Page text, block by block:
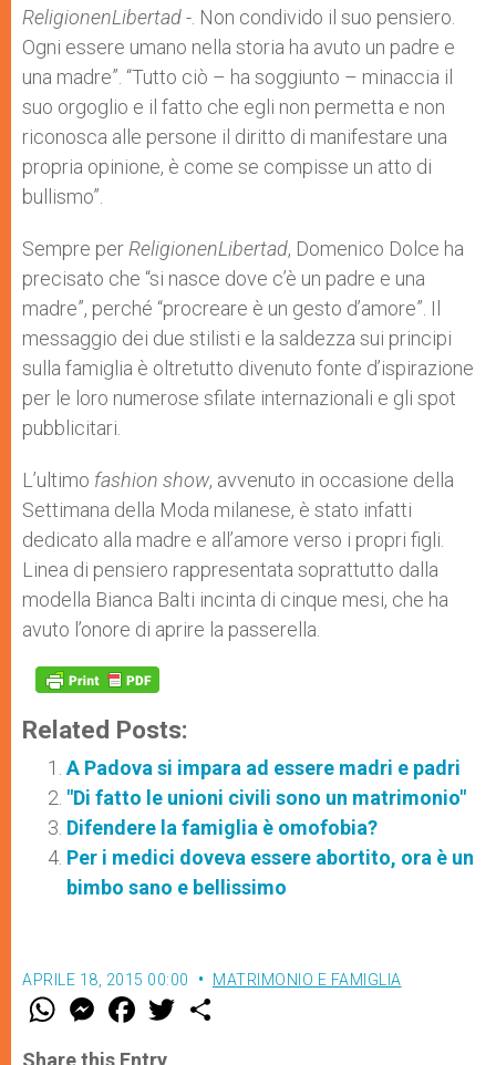
ReligionenLibertad-. Non condivido il suo pensiero.
Ogni essere umano nella storia ha avuto un padre e
una madre”. “Tutto ciò – ha soggiunto – minaccia il
suo orgoglio e il fatto che egli non permetta e non
riconosca alle persone il diritto di manifestare una
propria opinione, è come se compisse un atto di
bullismo”.
Sempre per ReligionenLibertad, Domenico Dolce ha
precisato che “si nasce dove c’è un padre e una
madre”, perché “procreare è un gesto d’amore”. Il
messaggio dei due stilisti e la saldezza sui principi
sulla famiglia è oltretutto divenuto fonte d’ispirazione
per le loro numerose sfilate internazionali e gli spot
pubblicitari.
L’ultimo fashion show, avvenuto in occasione della
Settimana della Moda milanese, è stato infatti
dedicato alla madre e all’amore verso i propri figli.
Linea di pensiero rappresentata soprattutto dalla
modella Bianca Balti incinta di cinque mesi, che ha
avuto l’onore di aprire la passerella.
Related Posts:
A Padova si impara ad essere madri e padri
"Di fatto le unioni civili sono un matrimonio"
Difendere la famiglia è omofobia?
Per i medici doveva essere abortito, ora è un
bimbo sano e bellissimo
APRILE 18, 2015 00:00 MATRIMONIO E FAMIGLIA
W
t
M
e
s
F
a
e
w
Share this Entry